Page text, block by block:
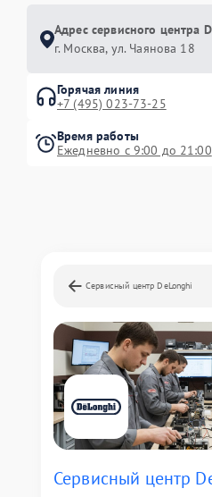
Адрес сервисного центра
г. Москва, ул. Чаянова 18
Горячая линия
+7 (495) 023-73-25
Время работы
Ежедневно с 9:00 до 21:00
Сервисный центр DeLonghi
Сервисный центр